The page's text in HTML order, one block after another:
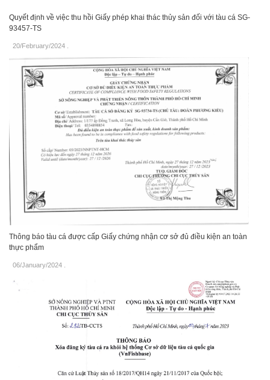
Quyết định về việc thu hồi Giấy phép khai thác thủy sản đối với tàu cá SG-
93457-TS
20/February/2024
Thông báo tàu cá được cấp Giấy chứng nhận cơ sở đủ điều kiện an toàn
thực phẩm
06/January/2024